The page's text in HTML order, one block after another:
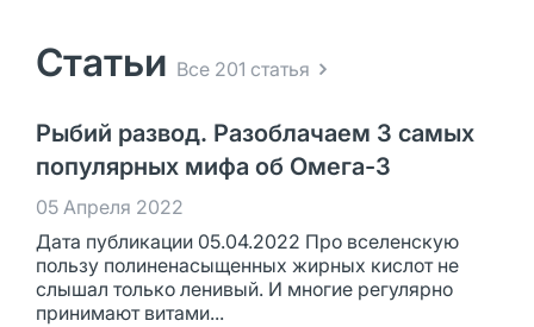
Статьи Все 201 статья
Рыбий развод. Разоблачаем 3 самых
популярных мифа об Омега-3
05 Апреля 2022
Дата публикации 05.04.2022 Про вселенскую
пользу полиненасыщенных жирных кислот не
слышал только ленивый. И многие регулярно
принимают витами...